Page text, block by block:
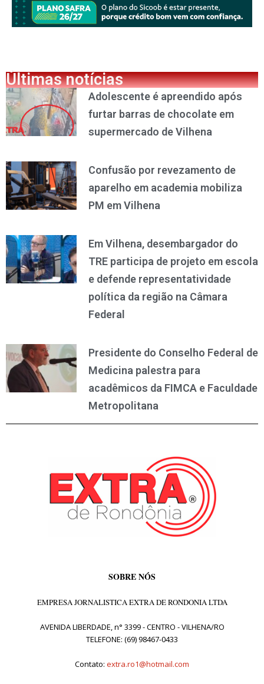
Últimas notícias
Adolescente é apreendido após
furtar barras de chocolate em
supermercado de Vilhena
Confusão por revezamento de
aparelho em academia mobiliza
PM em Vilhena
Em Vilhena, desembargador do
TRE participa de projeto em escola
e defende representatividade
política da região na Câmara
Federal
Presidente do Conselho Federal de
Medicina palestra para
acadêmicos da FIMCA e Faculdade
Metropolitana
SOBRE NÓS
EMPRESA JORNALISTICA EXTRA DE RONDONIA LTDA
AVENIDA LIBERDADE, n° 3399 - CENTRO - VILHENA/RO
TELEFONE: (69) 98467-0433
Contato: extra.ro1@hotmail.com